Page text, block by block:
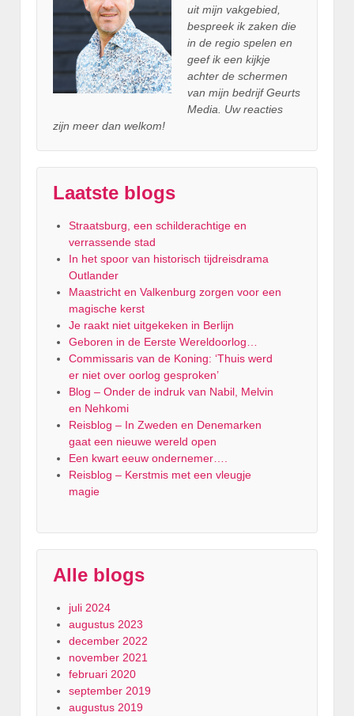
uit mijn vakgebied,
bespreek ik zaken die
in de regio spelen en
geef ik een kijkje
achter de schermen
van mijn bedrijf Geurts
Media. Uw reacties
zijn meer dan welkom!
Laatste blogs
Straatsburg, een schilderachtige en
verrassende stad
In het spoor van historisch tijdreisdrama
Outlander
Maastricht en Valkenburg zorgen voor een
magische kerst
Je raakt niet uitgekeken in Berlijn
Geboren in de Eerste Wereldoorlog…
Commissaris van de Koning: ‘Thuis werd
er niet over oorlog gesproken’
Blog – Onder de indruk van Nabil, Melvin
en Nehkomi
Reisblog – In Zweden en Denemarken
gaat een nieuwe wereld open
Een kwart eeuw ondernemer….
Reisblog – Kerstmis met een vleugje
magie
Alle blogs
juli 2024
augustus 2023
december 2022
november 2021
februari 2020
september 2019
augustus 2019